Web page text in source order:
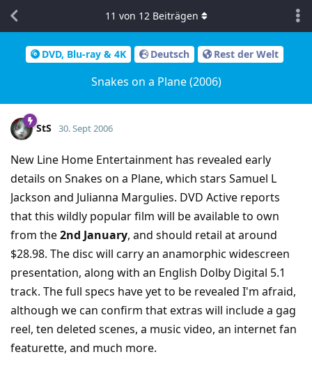
DVD, Blu-ray & 4K Deutsch Rest der Welt
Snakes on a Plane (2006)
11 von 12Beiträgen
StS 30. Sept 2006
New Line Home Entertainment has revealed early
details on Snakes on a Plane, which stars Samuel L
Jackson and Julianna Margulies. DVD Active reports
that this wildly popular film will be available to own
from the2nd January, and should retail at around
$28.98. The disc will carry an anamorphic widescreen
presentation, along with an English Dolby Digital 5.1
track. The full specs have yet to be revealed I'm afraid,
although we can confirm that extras will include a gag
reel, ten deleted scenes, a music video, an internet fan
featurette, and much more.